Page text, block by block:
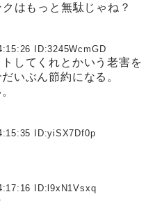
はもっと無駄じゃね？
ID:3245WcmGD
してくれとかいう老害を
いぶん節約になる。
ID:yiSX7Df0p
ID: l9xN1Vsxq